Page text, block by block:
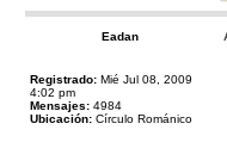
Eadan
Registrado: Mié Jul 08, 2009
4:02 pm
Mensajes: 4984
Ubicación: Círculo Románico